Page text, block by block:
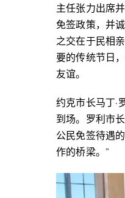
主任张力出席
免签政策，并
之交在于民相
要的传统节日
友谊。
约克市长马丁·
到场。罗利市
公民免签待遇
作的桥梁。”